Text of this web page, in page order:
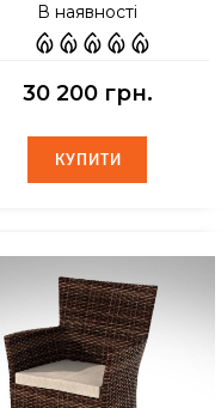
В наявності
30 200 грн.
КУПИТИ
КУПИТИ